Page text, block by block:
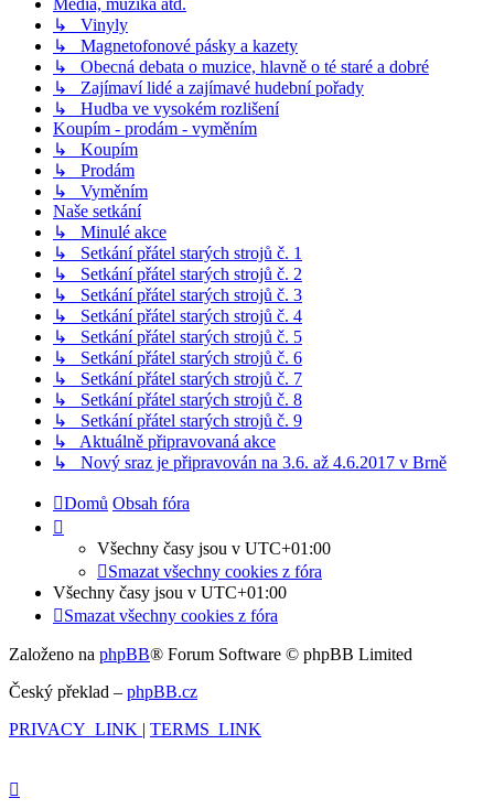
Média, muzika atd.
↳ Vinyly
↳ Magnetofonové pásky a kazety
↳ Obecná debata o muzice, hlavně o té staré a dobré
↳ Zajímaví lidé a zajímavé hudební pořady
↳ Hudba ve vysokém rozlišení
Koupím - prodám - vyměním
↳ Koupím
↳ Prodám
↳ Vyměním
Naše setkání
↳ Minulé akce
↳ Setkání přátel starých strojů č. 1
↳ Setkání přátel starých strojů č. 2
↳ Setkání přátel starých strojů č. 3
↳ Setkání přátel starých strojů č. 4
↳ Setkání přátel starých strojů č. 5
↳ Setkání přátel starých strojů č. 6
↳ Setkání přátel starých strojů č. 7
↳ Setkání přátel starých strojů č. 8
↳ Setkání přátel starých strojů č. 9
↳ Aktuálně připravovaná akce
↳ Nový sraz je připravován na 3.6. až 4.6.2017 v Brně
Domů Obsah fóra
Všechny časy jsou v UTC+01:00
Smazat všechny cookies z fóra
Všechny časy jsou v UTC+01:00
Smazat všechny cookies z fóra
Založeno na phpBB® Forum Software © phpBB Limited
Český překlad – phpBB.cz
PRIVACY_LINK | TERMS_LINK